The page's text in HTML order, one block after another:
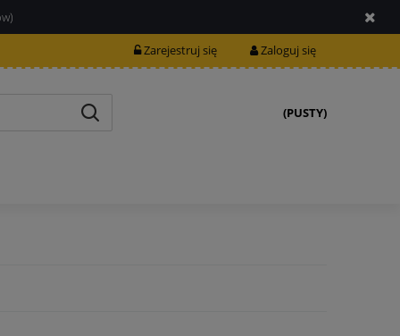
Zarejestruj się Zaloguj się
(PUSTY)